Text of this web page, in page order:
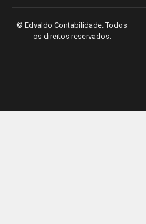
© Edvaldo Contabilidade. Todos
os direitos reservados.